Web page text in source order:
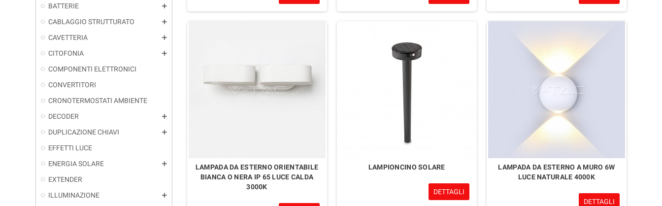
BATTERIE add
CABLAGGIO STRUTTURATO add
CAVETTERIA add
CITOFONIA add
COMPONENTI ELETTRONICI
CONVERTITORI
CRONOTERMOSTATI AMBIENTE
DECODER
add
DUPLICAZIONE CHIAVI add
EFFETTI LUCE
ENERGIA SOLARE
add
EXTENDER
ILLUMINAZIONE
add
LAMPADA DA ESTERNO ORIENTABILE
BIANCA O NERA IP 65 LUCE CALDA
3000K
LAMPIONCINO SOLARE
DETTAGLI
LAMPADA DA ESTERNO A MURO 6W
LUCE NATURALE 4000K
DETTAGLI